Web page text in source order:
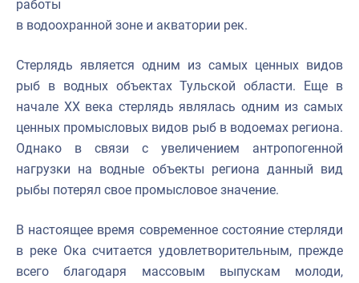
работы
в водоохранной зоне и акватории рек.
Стерлядь является одним из самых ценных видов
рыб в водных объектах Тульской области. Еще в
начале XX века стерлядь являлась одним из самых
ценных промысловых видов рыб в водоемах региона.
Однако в связи с увеличением антропогенной
нагрузки на водные объекты региона данный вид
рыбы потерял свое промысловое значение.
В настоящее время современное состояние стерляди
в реке Ока считается удовлетворительным, прежде
всего благодаря массовым выпускам молоди,